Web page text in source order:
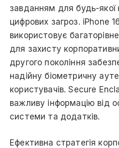
завданням для будь-якої
цифрових загроз. iPhone
використовує
для захисту
другого покоління
надійну біометричну
користувачів. Secure
важливу інформацію від
системи та додатків.
Ефективна стратегія